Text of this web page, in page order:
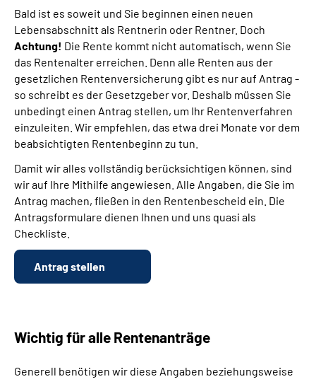
Bald ist es soweit und Sie beginnen einen neuen
Lebensabschnitt als Rentnerin oder Rentner. Doch
Achtung! Die Rente kommt nicht automatisch, wenn Sie
das Rentenalter erreichen. Denn alle Renten aus der
gesetzlichen Rentenversicherung gibt es nur auf Antrag -
so schreibt es der Gesetzgeber vor. Deshalb müssen Sie
unbedingt einen Antrag stellen, um Ihr Rentenverfahren
einzuleiten. Wir empfehlen, das etwa drei Monate vor dem
beabsichtigten Rentenbeginn zu tun.
Damit wir alles vollständig berücksichtigen können, sind
wir auf Ihre Mithilfe angewiesen. Alle Angaben, die Sie im
Antrag machen, fließen in den Rentenbescheid ein. Die
Antragsformulare dienen Ihnen und uns quasi als
Checkliste.
Antrag stellen
Wichtig für alle Rentenanträge
Generell benötigen wir diese Angaben beziehungsweise